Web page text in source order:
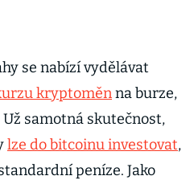
se nabízí vydělávat
kryptoměnna burze,
Už samotná skutečnost,
lze do bitcoinu investovat,
peníze. Jako